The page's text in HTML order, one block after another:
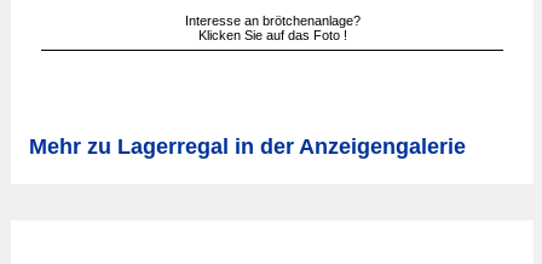
Interesse an brötchenanlage?
Klicken Sie auf das Foto !
Mehr zu Lagerregal in der Anzeigengalerie